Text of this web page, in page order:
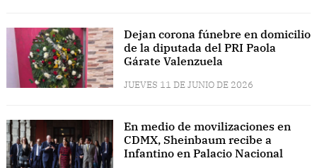
Dejan corona fúnebre en domicilio
de la diputada del PRI Paola
Gárate Valenzuela
JUEVES 11 DE JUNIO DE 2026
En medio de movilizaciones en
CDMX, Sheinbaum recibe a
Infantino en Palacio Nacional